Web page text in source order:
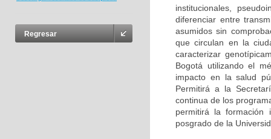
Regresar
institucionales,
diferenciar entre
asumidos sin
que circulan en la
caracterizar
Bogotá utilizando el
impacto en la salud
Permitirá a la
continua de los
permitirá la formación
posgrado de la